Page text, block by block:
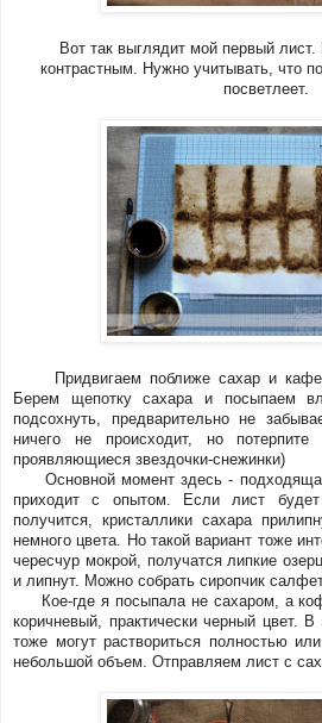
Вот так выглядит мой первый
контрастным. Нужно учитывать, что
посветлеет.
Придвигаем поближе сахар и кафе.
Берем щепотку сахара и посыпаем
подсохнуть, предварительно не
ничего не происходит, но потерпите
проявляющиеся звездочки-снежинки)
Основной момент здесь -
приходит с опытом. Если лист
получится, кристаллики сахара
немного цвета. Но такой вариант тоже
чересчур мокрой, получатся липкие
и липнут. Можно собрать сиропчик
Кое-где я посыпала не сахаром, а
коричневый, практически черный цвет.
тоже могут раствориться полностью
небольшой объем. Отправляем лист с